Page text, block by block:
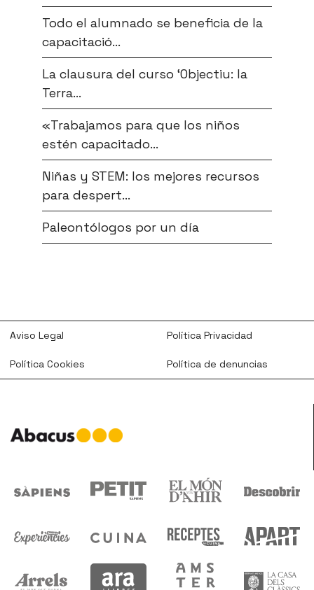
Todo el alumnado se beneficia de la
capacitació...
La clausura del curso ‘Objectiu: la
Terra...
«Trabajamos para que los niños
estén capacitado...
Niñas y STEM: los mejores recursos
para despert...
Paleontólogos por un día
Aviso Legal Política Privacidad
Política Cookies Política de denuncias